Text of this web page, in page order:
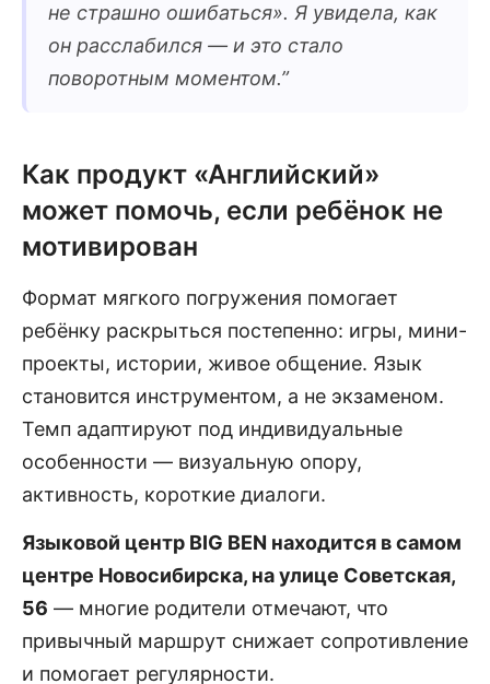
не страшно ошибаться». Я увидела, как
он расслабился — и это стало
поворотным моментом.”
Как продукт «Английский»
может помочь, если ребёнок не
мотивирован
Формат мягкого погружения помогает
ребёнку раскрыться постепенно: игры, мини-
проекты, истории, живое общение. Язык
становится инструментом, а не экзаменом.
Темп адаптируют под индивидуальные
особенности — визуальную опору,
активность, короткие диалоги.
Языковой центр BIG BEN находится в самом
центре Новосибирска, на улице Советская,
56 — многие родители отмечают, что
привычный маршрут снижает сопротивление
и помогает регулярности.